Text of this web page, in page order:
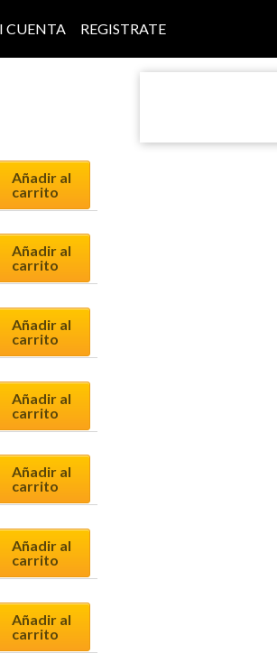
CUENTA REGISTRATE
Añadir al
carrito
Añadir al
carrito
Añadir al
carrito
Añadir al
carrito
Añadir al
carrito
Añadir al
carrito
Añadir al
carrito